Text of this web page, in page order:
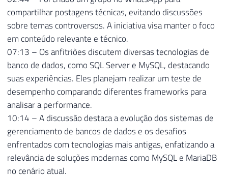
compartilhar postagens técnicas, evitando discussões
sobre temas controversos. A iniciativa visa manter o foco
em conteúdo relevante e técnico.
07:13 – Os anfitriões discutem diversas tecnologias de
banco de dados, como SQL Server e MySQL, destacando
suas experiências. Eles planejam realizar um teste de
desempenho comparando diferentes frameworks para
analisar a performance.
10:14 – A discussão destaca a evolução dos sistemas de
gerenciamento de bancos de dados e os desafios
enfrentados com tecnologias mais antigas, enfatizando a
relevância de soluções modernas como MySQL e MariaDB
no cenário atual.